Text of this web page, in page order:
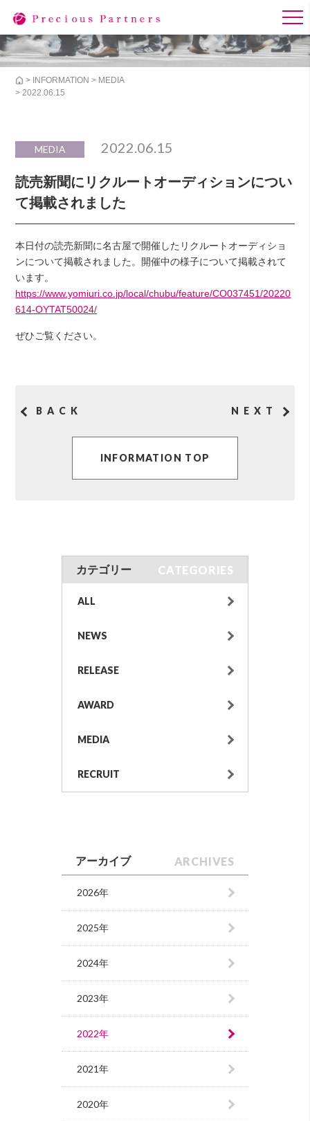
> INFORMATION > MEDIA
> 2022.06.15
MEDIA 2022.06.15
読売新聞にリクルートオーディションについ
て掲載されました
本日付の読売新聞に名古屋で開催したリクルートオーディショ
ンについて掲載されました。開催中の様子について掲載されて
います。
https://www.yomiuri.co.jp/local/chubu/feature/CO037451/20220
614-OYTAT50024/
ぜひご覧ください。
BACK NEXT
INFORMATION TOP
カテゴリー CATEGORIES
ALL
NEWS
RELEASE
AWARD
MEDIA
RECRUIT
アーカイブ ARCHIVES
2026年
2025年
2024年
2023年
2022年
2021年
2020年